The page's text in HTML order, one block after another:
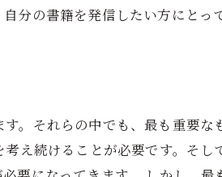
分の書籍を発信したい方にとっ
。それらの中でも、最も重要
え続けることが必要です。そ